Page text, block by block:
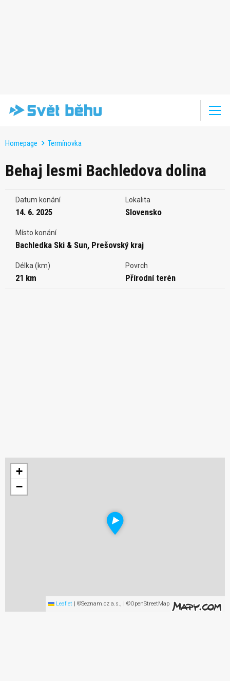
Homepage Termínovka
Behaj lesmi Bachledova dolina
Datum konání
14. 6. 2025
Lokalita
Slovensko
Místo konání
Bachledka Ski & Sun, Prešovský kraj
Délka (km)
21 km
Povrch
Přírodní terén
+
−
Leaflet | ©Seznam.cz a.s., | ©OpenStreetMap